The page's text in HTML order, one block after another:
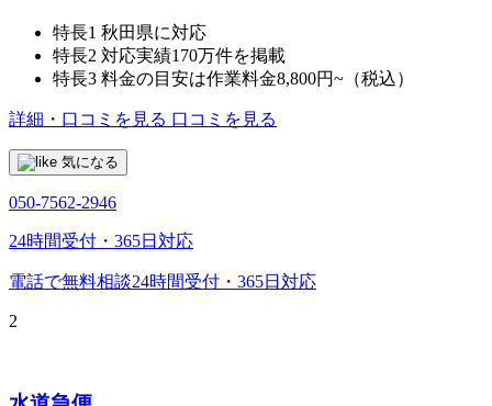
特長1 秋田県に対応
特長2 対応実績170万件を掲載
特長3 料金の目安は作業料金8,800円~（税込）
詳細・口コミを見る 口コミを見る
気になる
050-7562-2946
24時間受付・365日対応
電話で無料相談24時間受付・365日対応
2